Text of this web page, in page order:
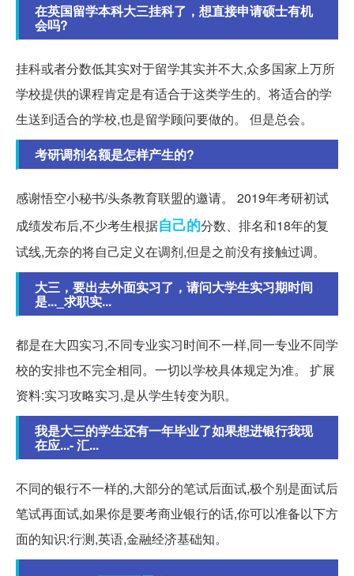
在英国留学本科大三挂科了，想直接申请硕士有机
会吗?
挂科或者分数低其实对于留学其实并不大,众多国家上万所
学校提供的课程肯定是有适合于这类学生的。将适合的学
生送到适合的学校,也是留学顾问要做的。 但是总会。
考研调剂名额是怎样产生的?
感谢悟空小秘书/头条教育联盟的邀请。 2019年考研初试
成绩发布后,不少考生根据自己的分数、排名和18年的复
试线,无奈的将自己定义在调剂,但是之前没有接触过调。
大三，要出去外面实习了，请问大学生实习期时间
是..._求职实...
都是在大四实习,不同专业实习时间不一样,同一专业不同学
校的安排也不完全相同。一切以学校具体规定为准。 扩展
资料:实习攻略实习,是从学生转变为职。
我是大三的学生还有一年毕业了如果想进银行我现
在应...- 汇...
不同的银行不一样的,大部分的笔试后面试,极个别是面试后
笔试再面试,如果你是要考商业银行的话,你可以准备以下方
面的知识:行测,英语,金融经济基础知。